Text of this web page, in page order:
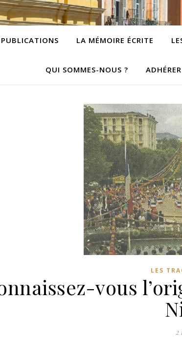
PUBLICATIONS LA MÉMOIRE ÉCRITE
QUI SOMMES-NOUS ? ADHÉRER
LES
vous
2